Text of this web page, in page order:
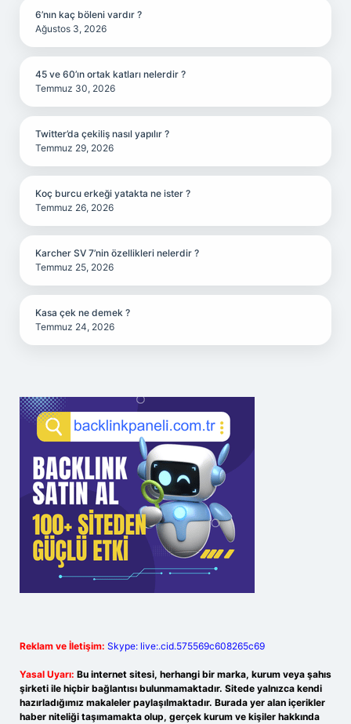
6’nın kaç böleni vardır ?
Ağustos 3, 2026
45 ve 60’ın ortak katları nelerdir ?
Temmuz 30, 2026
Twitter’da çekiliş nasıl yapılır ?
Temmuz 29, 2026
Koç burcu erkeği yatakta ne ister ?
Temmuz 26, 2026
Karcher SV 7’nin özellikleri nelerdir ?
Temmuz 25, 2026
Kasa çek ne demek ?
Temmuz 24, 2026
Reklam ve İletişim: Skype: live:.cid.575569c608265c69
Yasal Uyarı: Bu internet sitesi, herhangi bir marka, kurum veya şahıs
şirketi ile hiçbir bağlantısı bulunmamaktadır. Sitede yalnızca kendi
hazırladığımız makaleler paylaşılmaktadır. Burada yer alan içerikler
haber niteliği taşımamakta olup, gerçek kurum ve kişiler hakkında